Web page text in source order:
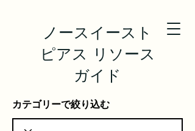
ノースイースト
ピアス リソース
ガイド
カテゴリーで絞り込む